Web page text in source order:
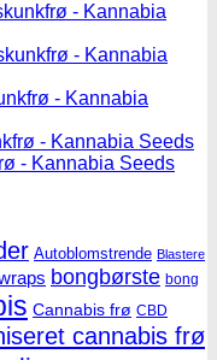
- Kannabia
- Kannabia
- Kannabia Seeds
Autoblomstrende Blastere
bongbørste bong
Cannabis frø CBD
cannabis frø